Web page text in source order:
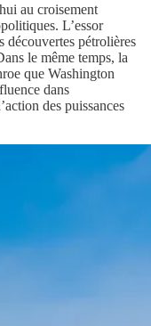
au croisement
L’essor
découvertes pétrolières
le même temps, la
que Washington
dans
des puissances